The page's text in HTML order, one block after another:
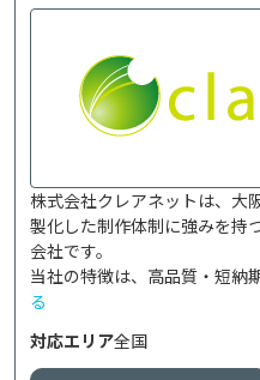
株式会社クレアネットは、大
製化した制作体制に強みを持
会社です。
当社の特徴は、高品質・短納
る
対応エリア全国